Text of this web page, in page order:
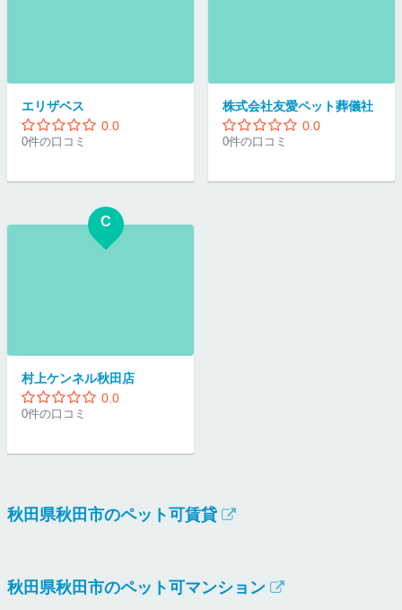
エリザベス
0.0
0件の口コミ
株式会社友愛ペット葬儀社
0.0
0件の口コミ
C
村上ケンネル秋田店
0.0
0件の口コミ
秋田県秋田市のペット可賃貸
秋田県秋田市のペット可マンション